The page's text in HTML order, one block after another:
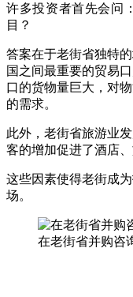
许多投资者首先会问
目？
答案在于老街省独特
国之间最重要的贸易
口的货物量巨大，对
的需求。
此外，老街省旅游业
客的增加促进了酒店
这些因素使得老街成
场。
在老街省并购咨